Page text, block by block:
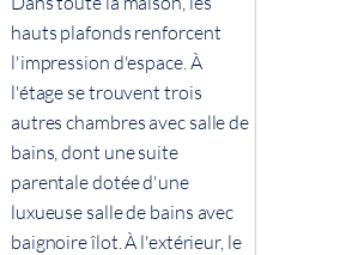
hauts plafonds renforcent
l'impression d'espace. À
l'étage se trouvent trois
autres chambres avec salle de
bains, dont une suite
parentale dotée d'une
luxueuse salle de bains avec
baignoire îlot. À l'extérieur, le